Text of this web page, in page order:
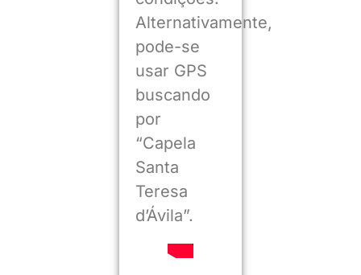
Alternativamente,
pode-se
usar GPS
buscando
por
“Capela
Santa
Teresa
d’Ávila”.